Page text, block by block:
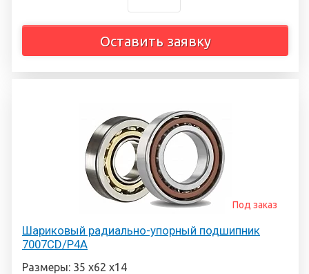
Оставить заявку
Шариковый радиально-упорный подшипник
7007CD/P4A
Под заказ
Размеры: 35 х62 х14